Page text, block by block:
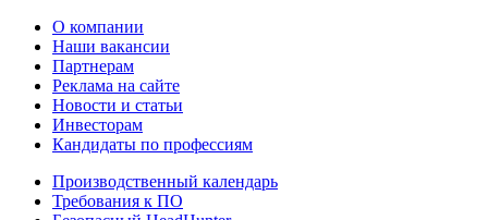
О компании
Наши вакансии
Партнерам
Реклама на сайте
Новости и статьи
Инвесторам
Кандидаты по профессиям
Производственный календарь
Требования к ПО